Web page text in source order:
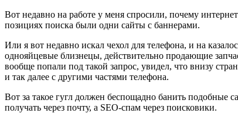
Вот недавно на работе у меня спросили, почему
позициях поиска были одни сайты с баннерами.
Или я вот недавно искал чехол для телефона, и на
однояйцевые близнецы, действительно продающие
вообще попали под такой запрос, увидел, что внизу
и так далее с другими частями телефона.
Вот за такое гугл должен беспощадно банить
получать через почту, а SEO-спам через поисковики.